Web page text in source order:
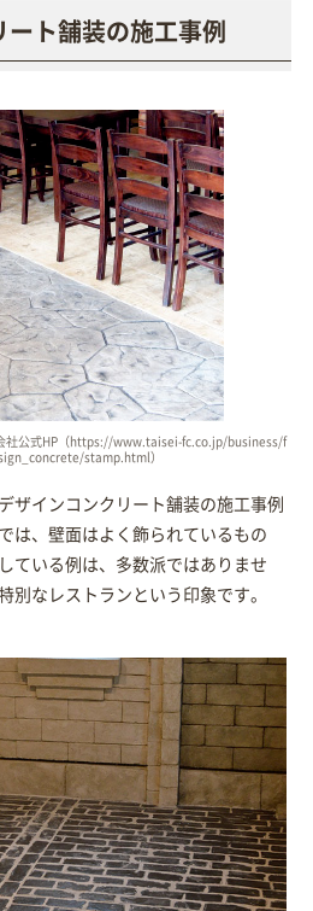
ト舗装の施工事例
社公式HP（https://www.taisei-fc.co.jp/business/f
stamp.html）
ザインコンクリート舗装の施工事例
は、壁面はよく飾られているもの
ている例は、多数派ではありませ
別なレストランという印象です。